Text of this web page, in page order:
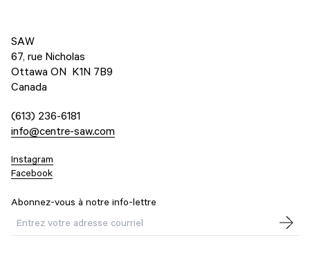
SAW
67, rue Nicholas
Ottawa ON K1N 7B9
Canada
(613) 236-6181
info@centre-saw.com
Instagram
Facebook
Abonnez-vous à notre info-lettre
Courriel